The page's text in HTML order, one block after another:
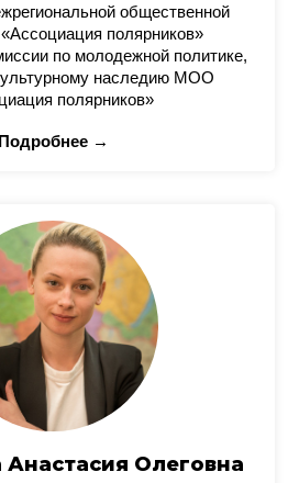
общественной
полярников»
по молодежной политике,
наследию МОО
полярников»
Подробнее →
Олеговна